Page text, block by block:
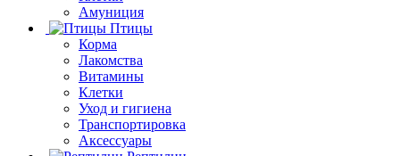
Амуниция
Птицы
Корма
Лакомства
Витамины
Клетки
Уход и гигиена
Транспортировка
Аксессуары